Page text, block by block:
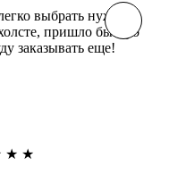
выбрать нужный
пришло быстро
заказывать еще!
★ ★